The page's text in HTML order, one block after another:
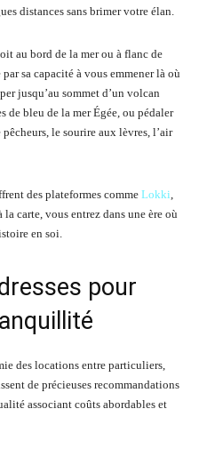
distances sans brimer votre élan.
au bord de la mer ou à flanc de
sa capacité à vous emmener là où
jusqu’au sommet d’un volcan
de bleu de la mer Égée, ou pédaler
le sourire aux lèvres, l’air
des plateformes comme Lokki,
carte, vous entrez dans une ère où
en soi.
pour
des locations entre particuliers,
de précieuses recommandations
associant coûts abordables et